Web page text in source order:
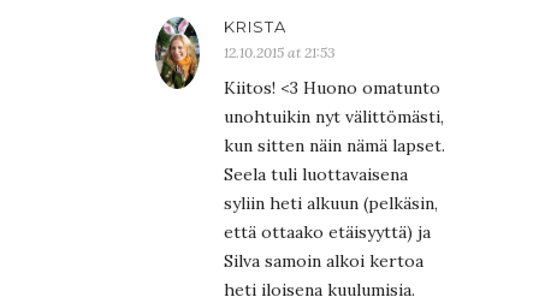
KRISTA
12.10.2015 at 21:53
Kiitos! <3 Huono omatunto
unohtuikin nyt välittömästi,
kun sitten näin nämä lapset.
Seela tuli luottavaisena
syliin heti alkuun (pelkäsin,
että ottaako etäisyyttä) ja
Silva samoin alkoi kertoa
heti iloisena kuulumisia.